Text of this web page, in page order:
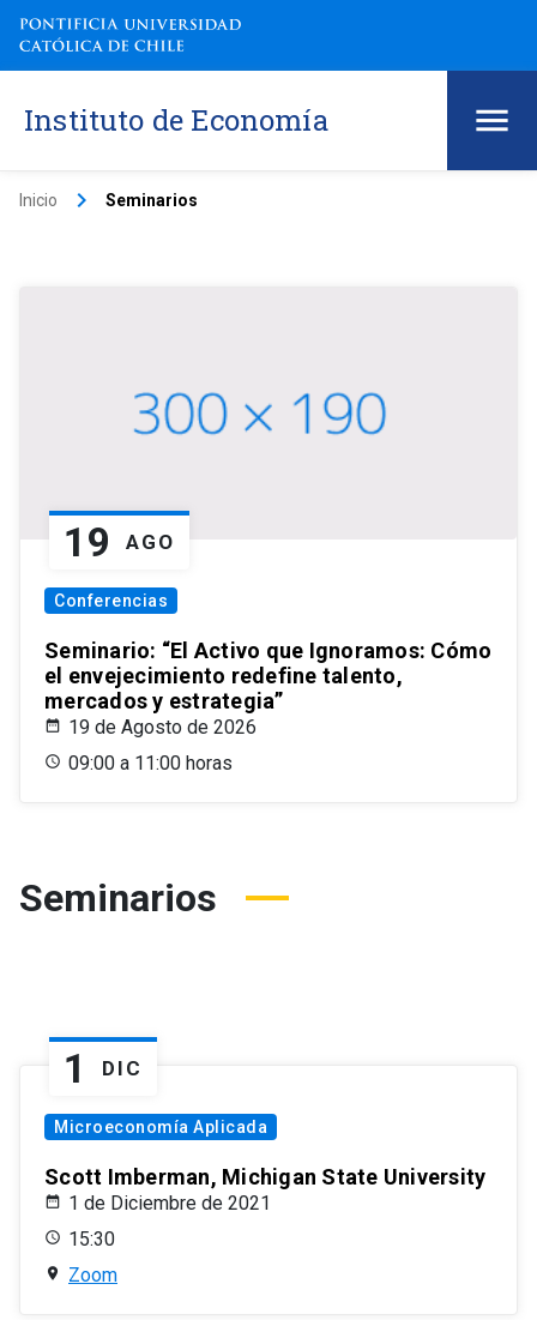
Instituto de Economía
Inicio keyboard_arrow_right Seminarios
19 AGO
Conferencias
Seminario: “El Activo que Ignoramos: Cómo
el envejecimiento redefine talento,
mercados y estrategia”
19 de Agosto de 2026
09:00 a 11:00 horas
Seminarios
1 DIC
Microeconomía Aplicada
Scott Imberman, Michigan State University
1 de Diciembre de 2021
15:30
Zoom